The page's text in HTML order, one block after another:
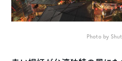
Photo by